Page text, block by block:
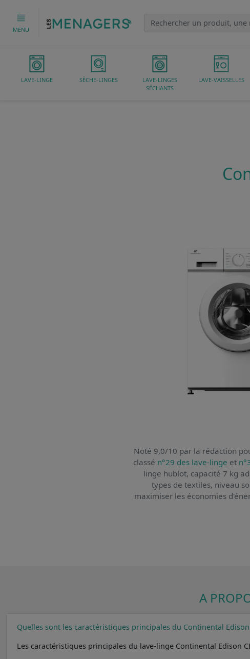
MENU
LAVE-LINGE SÈCHE-LINGES
LAVE-LINGES
SÉCHANTS
LAVE-VAISSELLES
Noté 9,0/10 par la rédaction
classé n°29 des lave-linge et
linge hublot, capacité 7 kg
types de textiles, niveau
maximiser les économies
A
Quelles sont les caractéristiques principales du Continental Edison
Les caractéristiques principales du lave-linge Continental Edison